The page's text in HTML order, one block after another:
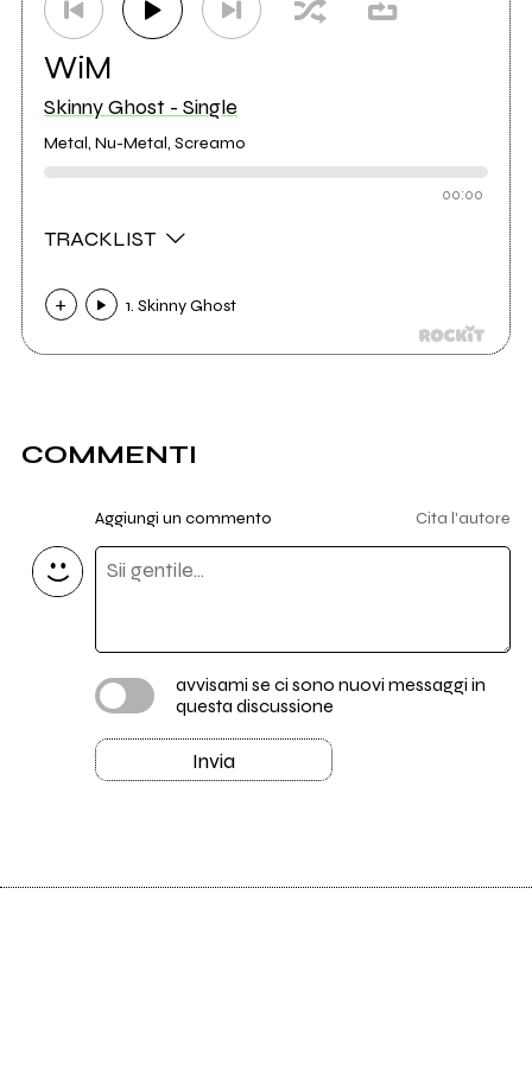
WiM
Skinny Ghost - Single
Metal, Nu-Metal, Screamo
00:00
TRACKLIST
1. Skinny Ghost
COMMENTI
Aggiungi un commento Cita l'autore
avvisami se ci sono nuovi messaggi in
questa discussione
Invia